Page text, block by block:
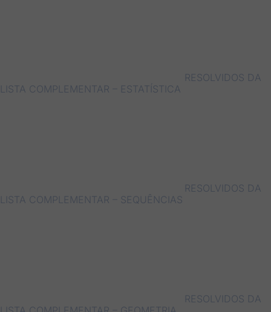
RESOLVIDOS DA
LISTA COMPLEMENTAR – ESTATÍSTICA
RESOLVIDOS DA
LISTA COMPLEMENTAR – SEQUÊNCIAS
RESOLVIDOS DA